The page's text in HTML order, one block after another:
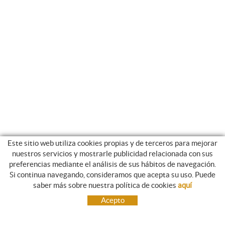
NEWSLETTER
Suscríbete, y te enviaremos información sobre nuestras novedades.
Este sitio web utiliza cookies propias y de terceros para mejorar
nuestros servicios y mostrarle publicidad relacionada con sus
preferencias mediante el análisis de sus hábitos de navegación.
Si continua navegando, consideramos que acepta su uso. Puede
saber más sobre nuestra política de cookies aquí
Acepto